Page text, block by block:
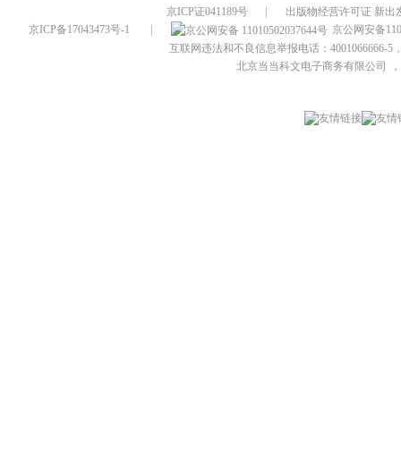
京ICP证041189号
出版物经营许可证 新出
京ICP备17043473号-1
京公网安备
互联网违法和不良信息举报电话：4001066666-5
北京当当科文电子商务有限公司